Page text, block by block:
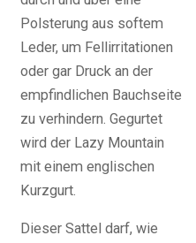
Polsterung aus softem
Leder, um Fellirritationen
oder gar Druck an der
empfindlichen Bauchseite
zu verhindern. Gegurtet
wird der Lazy Mountain
mit einem englischen
Kurzgurt.
Dieser Sattel darf, wie